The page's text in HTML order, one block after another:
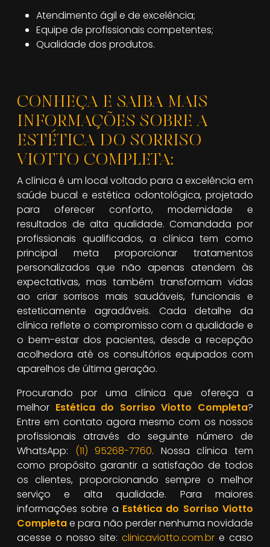
Atendimento ágil e de excelência;
Equipe de profissionais competentes;
Qualidade dos produtos.
CONHEÇA E SAIBA MAIS
INFORMAÇÕES SOBRE A
ESTÉTICA DO SORRISO
VIOTTO COMPLETA:
A clínica é um local voltado para a excelência em
saúde bucal e estética odontológica, projetado
para oferecer conforto, modernidade e
resultados de alta qualidade. Comandada por
profissionais qualificados, a clínica tem como
principal meta proporcionar tratamentos
personalizados que não apenas atendem às
expectativas, mas também transformam vidas
ao criar sorrisos mais saudáveis, funcionais e
esteticamente agradáveis. Cada detalhe da
clínica reflete o compromisso com a qualidade e
o bem-estar dos pacientes, desde a recepção
acolhedora até os consultórios equipados com
aparelhos de última geração.
Procurando por uma clínica que ofereça a
melhor Estética do Sorriso Viotto Completa?
Entre em contato agora mesmo com os nossos
profissionais através do seguinte número de
WhatsApp: (11) 95268-7760. Nossa clínica tem
como propósito garantir a satisfação de todos
os clientes, proporcionando sempre o melhor
serviço e alta qualidade. Para maiores
informações sobre a Estética do Sorriso Viotto
Completae para não perder nenhuma novidade
acesse o nosso site: clinicaviotto.com.br e caso